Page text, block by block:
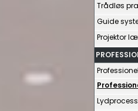
Trådløs
Guide
Projektor